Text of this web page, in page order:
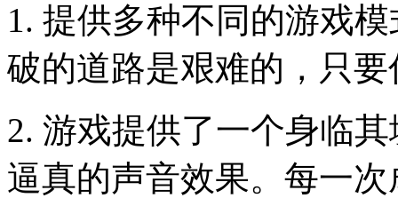
1. 提供多种不同的游戏
破的道路是艰难的，只
2. 游戏提供了一个身临
逼真的声音效果。每一